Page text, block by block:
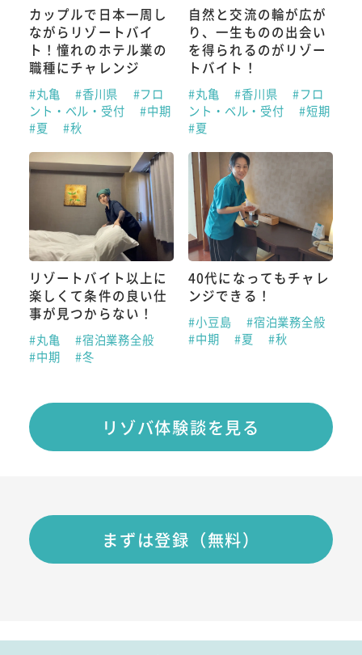
カップルで日本一周し
ながらリゾートバイ
ト！憧れのホテル業の
職種にチャレンジ
#丸亀 #香川県
#フロ
ント・ベル・受付
#中期
#夏
#秋
自然と交流の輪が広が
り、一生ものの出会い
を得られるのがリゾー
トバイト！
#丸亀 #香川県
#フロ
ント・ベル・受付
#短期
#夏
リゾートバイト以上に
楽しくて条件の良い仕
事が見つからない！
#丸亀
#宿泊業務全般
#中期
#冬
40代になってもチャレ
ンジできる！
#小豆島
#宿泊業務全般
#中期
#夏 #秋
リゾバ体験談を見る
まずは登録（無料）